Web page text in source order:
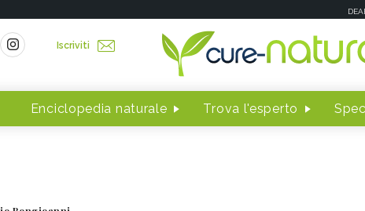
Iscriviti
Enciclopedia naturale Trova l'esperto